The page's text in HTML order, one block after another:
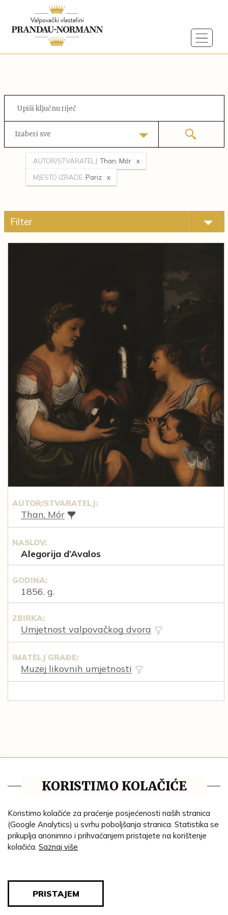
Izaberi sve
AUTOR/STVARATELJ: Than, Mór
MJESTO IZRADE: Pariz
Filter
AUTOR/STVARATELJ:
Than, Mór
NASLOV:
Alegorija d’Avalos
GODINA:
1856. g.
ZBIRKA:
Umjetnost valpovačkog dvora
IMATELJ GRAĐE:
Muzej likovnih umjetnosti
Impresum
Ustanove
Lenta vremena
Genealogija
KORISTIMO KOLAČIĆE
Koristimo kolačiće za praćenje posjećenosti naših stranica
(Google Analytics) u svrhu poboljšanja stranica. Statistika se
prikuplja anonimno i prihvaćanjem pristajete na korištenje
kolačića. Saznaj više
PRISTAJEM